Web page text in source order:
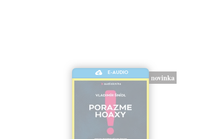
E-AUDIO
novinka